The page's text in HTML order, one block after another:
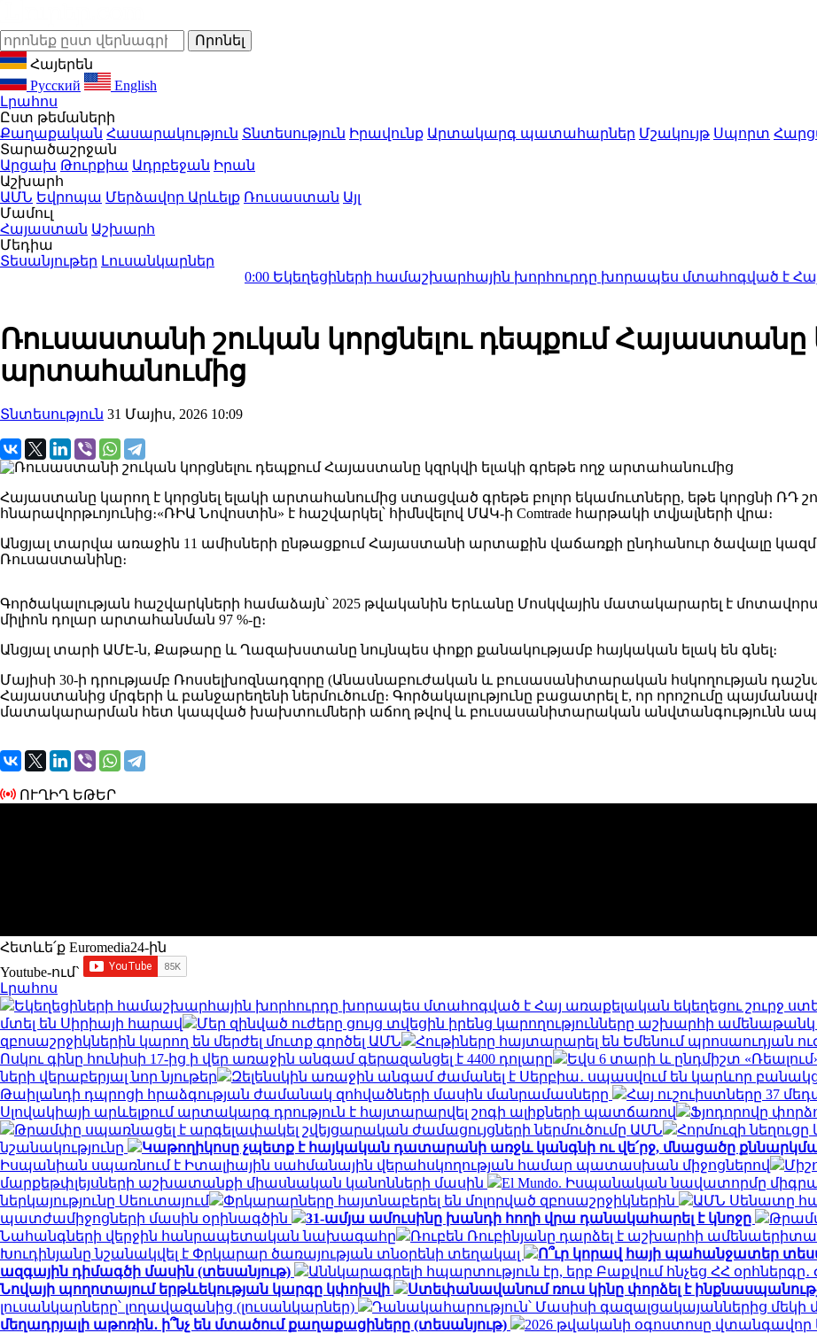
Հայերեն
Русский
English
Լրահոս
Ըստ թեմաների
Քաղաքական Հասարակություն Տնտեսություն Իրավունք Արտակարգ պատահարներ Մշակույթ Սպորտ
Տարածաշրջան
Արցախ Թուրքիա Ադրբեջան Իրան
Աշխարհ
ԱՄՆ Եվրոպա Մերձավոր Արևելք Ռուսաստան Այլ
Մամուլ
Հայաստան Աշխարհ
Մեդիա
Տեսանյութեր Լուսանկարներ
Եկեղեցիների համաշխարհային խորհուրդը խորապես մտահոգված է Հայ
Ռուսաստանի շուկան կորցնելու դեպքում Հայաստանը
արտահանումից
Տնտեսություն 31 Մայիս, 2026 10:09
Հայաստանը կարող է կորցնել ելակի արտահանումից ստացված գրեթե բոլոր եկամուտները, եթե կորցնի ՌԴ
հնարավորթւոյունից։«ՌԻԱ Նովոստին» է հաշվարկել՝ հիմնվելով ՄԱԿ-ի Comtrade հարթակի տվյալների վրա։
Անցյալ տարվա առաջին 11 ամիսների ընթացքում Հայաստանի արտաքին վաճառքի ընդհանուր ծավալը կազմել է
Ռուսաստանինը։
Գործակալության հաշվարկների համաձայն՝ 2025 թվականին Երևանը Մոսկվային մատակարարել է
միլիոն դոլար արտահանման 97 %-ը։
Անցյալ տարի ԱՄԷ-ն, Քաթարը և Ղազախստանը նույնպես փոքր քանակությամբ հայկական ելակ են գնել։
Մայիսի 30-ի դրությամբ Ռոսսելխոզնադզորը (Անասնաբուժական և բուսասանիտարական հսկողության
Հայաստանից մրգերի և բանջարեղենի ներմուծումը։ Գործակալությունը բացատրել է, որ որոշումը
մատակարարման հետ կապված խախտումների աճող թվով և բուսասանիտարական անվտանգությունն
ՈՒՂԻՂ ԵԹԵՐ
Հետևե՛ք Euromedia24-ին
Youtube-ում`
Լրահոս
Եկեղեցիների համաշխարհային խորհուրդը խորապես մտահոգված է Հայ առաքելական եկեղեցու շուրջ
մտել են Սիրիայի հարավ
Մեր զինված ուժերը ցույց տվեցին իրենց կարողությունները աշխարհի
զբոսաշրջիկներին կարող են մերժել մուտք գործել ԱՄՆ
Հութիները հայտարարել են Եմենում պրոսաուդյան
Ոսկու գինը հունիսի 17-ից ի վեր առաջին անգամ գերազանցել է 4400 դոլարը
Եվս 6 տարի և ընդմիշտ
ների վերաբերյալ նոր նյութեր
Զելենսկին առաջին անգամ ժամանել է Սերբիա․ սպասվում են կարևոր
Թաիլանդի դպրոցի հրաձգության ժամանակ զոհվածների մասին մանրամասները
Հայ ուշուիստները 37
Սլովակիայի արևելքում արտակարգ դրություն է հայտարարվել շոգի ալիքների պատճառով
Ֆյոդորովը
Թրամփը սպառնացել է արգելափակել շվեյցարական ժամացույցների ներմուծումը ԱՄՆ
Հորմուզի
նշանակությունը
Կաթողիկոսը չպետք է հայկական դատարանի առջև կանգնի ու վե՛րջ, մնացածը
Իսպանիան սպառնում է Իտալիային սահմանային վերահսկողության համար պատասխան միջոցներով
մարքեթփլեյսների աշխատանքի միասնական կանոնների մասին
El Mundo. Իսպանական նավատորմը
ներկայությունը Սեուտայում
Փրկարարները հայտնաբերել են մոլորված զբոսաշրջիկներին
ԱՄՆ Սենատը
պատժամիջոցների մասին օրինագծին
31-ամյա ամուսինը խանդի հողի վրա դանակահարել է կնոջը
Նահանգների վերջին հանրապետական ​​նախագահը
Ռուբեն Ռուբինյանը դարձել է աշխարհի
Խուդինյանը նշանակվել է Փրկարար ծառայության տնօրենի տեղակալ
Ո՞ւր կորավ հայի պահանջատեր
ազգային դիմագծի մասին (տեսանյութ)
Աննկարագրելի հպարտություն էր, երբ Բաքվում հնչեց ՀՀ
Նովայի պողոտայում երթևեկության կարգը կփոխվի
Ստեփանավանում ռուս կինը փորձել է
լուսանկարները՝ լողավազանից (լուսանկարներ)
Դանակահարություն՝ Մասիսի գազալցակայաններից մեկի
մեղադրյալի աթոռին․ ի՞նչ են մտածում քաղաքացիները (տեսանյութ)
2026 թվականի օգոստոսը վտանգավոր